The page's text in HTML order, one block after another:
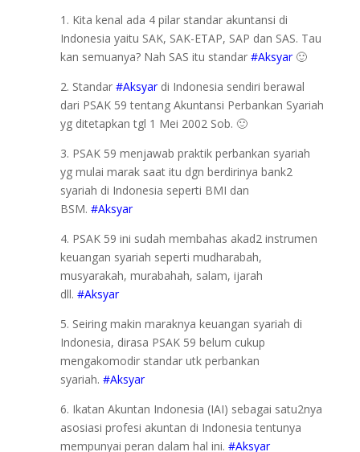
1. Kita kenal ada 4 pilar standar akuntansi di
Indonesia yaitu SAK, SAK-ETAP, SAP dan SAS. Tau
kan semuanya? Nah SAS itu standar #Aksyar🙂
2. Standar #Aksyardi Indonesia sendiri berawal
dari PSAK 59 tentang Akuntansi Perbankan Syariah
yg ditetapkan tgl 1 Mei 2002 Sob. 🙂
3. PSAK 59 menjawab praktik perbankan syariah
yg mulai marak saat itu dgn berdirinya bank2
syariah di Indonesia seperti BMI dan
BSM. #Aksyar
4. PSAK 59 ini sudah membahas akad2 instrumen
keuangan syariah seperti mudharabah,
musyarakah, murabahah, salam, ijarah
dll. #Aksyar
5. Seiring makin maraknya keuangan syariah di
Indonesia, dirasa PSAK 59 belum cukup
mengakomodir standar utk perbankan
syariah. #Aksyar
6. Ikatan Akuntan Indonesia (IAI) sebagai satu2nya
asosiasi profesi akuntan di Indonesia tentunya
mempunyai peran dalam hal ini. #Aksyar